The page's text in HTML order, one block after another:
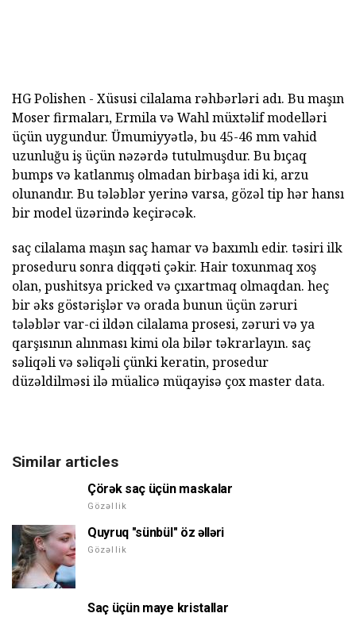
HG Polishen - Xüsusi cilalama rəhbərləri adı. Bu maşın
Moser firmaları, Ermila və Wahl müxtəlif modelləri
üçün uygundur. Ümumiyyətlə, bu 45-46 mm vahid
uzunluğu iş üçün nəzərdə tutulmuşdur. Bu bıçaq
bumps və katlanmış olmadan birbaşa idi ki, arzu
olunandır. Bu tələblər yerinə varsa, gözəl tip hər hansı
bir model üzərində keçirəcək.
saç cilalama maşın saç hamar və baxımlı edir. təsiri ilk
proseduru sonra diqqəti çəkir. Hair toxunmaq xoş
olan, pushitsya pricked və çıxartmaq olmaqdan. heç
bir əks göstərişlər və orada bunun üçün zəruri
tələblər var-ci ildən cilalama prosesi, zəruri və ya
qarşısının alınması kimi ola bilər təkrarlayın. saç
səliqəli və səliqəli çünki keratin, prosedur
düzəldilməsi ilə müalicə müqayisə çox master data.
Similar articles
Çörək saç üçün maskalar
Gözəllik
Quyruq "sünbül" öz əlləri
Gözəllik
Saç üçün maye kristallar